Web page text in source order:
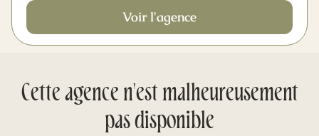
Voir l'agence
Cette agence n'est malheureusement
pas disponible